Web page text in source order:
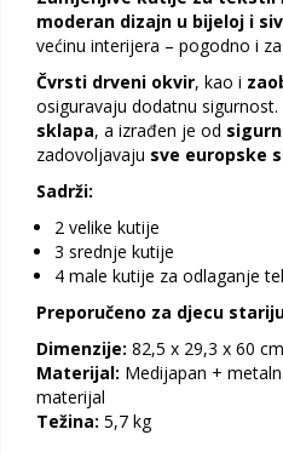
moderan dizajn u bijeloj i
većinu interijera – pogodno i
Čvrsti drveni okvir, kao i
osiguravaju dodatnu
sklapa, a izrađen je od
zadovoljavaju sve europske
Sadrži:
2 velike kutije
3 srednje kutije
4 male kutije za odlaganje
Preporučeno za djecu
Dimenzije: 82,5 x 29,3 x 60 cm
Materijal: Medijapan +
materijal
Težina: 5,7 kg